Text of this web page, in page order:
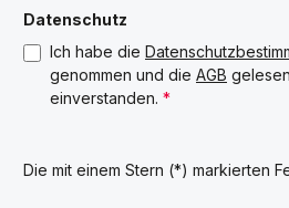
Datenschutz
Ich habe die
genommen und die AGB
einverstanden. *
Die mit einem Stern (*) markierten